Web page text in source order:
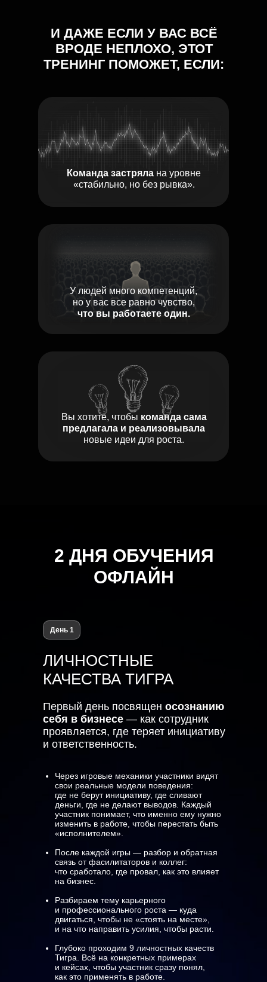
И ДАЖЕ ЕСЛИ У ВАС ВСЁ
ВРОДЕ НЕПЛОХО, ЭТОТ
ТРЕНИНГ ПОМОЖЕТ, ЕСЛИ:
Команда застряла на уровне
«стабильно, но без рывка».
Вы хотите, чтобы команда сама
предлагала и реализовывала
новые идеи для роста.
У людей много компетенций,
но у вас все равно чувство,
что вы работаете один.
День 1
ЛИЧНОСТНЫЕ
КАЧЕСТВА ТИГРА
Через игровые механики участники видят
свои реальные модели поведения:
где не берут инициативу, где сливают
деньги, где не делают выводов. Каждый
участник понимает, что именно ему нужно
изменить в работе, чтобы перестать быть
«исполнителем».
После каждой игры — разбор и обратная
связь от фасилитаторов и коллег:
что сработало, где провал, как это влияет
на бизнес.
Разбираем тему карьерного
и профессионального роста — куда
двигаться, чтобы не «стоять на месте»,
и на что направить усилия, чтобы расти.
Глубоко проходим 9 личностных качеств
Тигра. Всё на конкретных примерах
и кейсах, чтобы участник сразу понял,
как это применять в работе.
Первый день посвящен осознанию
себя в бизнесе — как сотрудник
проявляется, где теряет инициативу
и ответственность.
2 ДНЯ ОБУЧЕНИЯ
ОФЛАЙН